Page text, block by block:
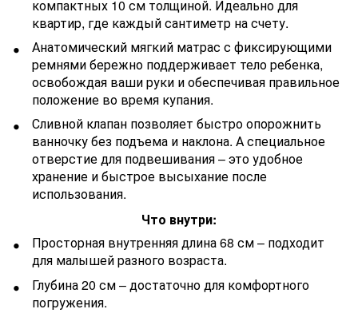
компактных 10 см толщиной. Идеально для
квартир, где каждый сантиметр на счету.
Анатомический мягкий матрас с фиксирующими
ремнями бережно поддерживает тело ребенка,
освобождая ваши руки и обеспечивая правильное
положение во время купания.
Сливной клапан позволяет быстро опорожнить
ванночку без подъема и наклона. А специальное
отверстие для подвешивания – это удобное
хранение и быстрое высыхание после
использования.
Что внутри:
Просторная внутренняя длина 68 см – подходит
для малышей разного возраста.
Глубина 20 см – достаточно для комфортного
погружения.